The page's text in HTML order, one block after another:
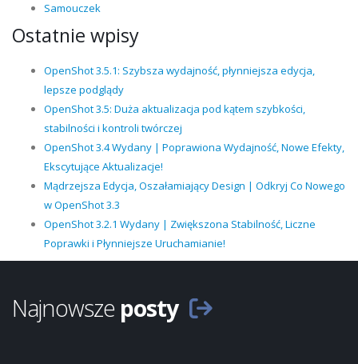
Samouczek
Ostatnie wpisy
OpenShot 3.5.1: Szybsza wydajność, płynniejsza edycja,
lepsze podglądy
OpenShot 3.5: Duża aktualizacja pod kątem szybkości,
stabilności i kontroli twórczej
OpenShot 3.4 Wydany | Poprawiona Wydajność, Nowe Efekty,
Ekscytujące Aktualizacje!
Mądrzejsza Edycja, Oszałamiający Design | Odkryj Co Nowego
w OpenShot 3.3
OpenShot 3.2.1 Wydany | Zwiększona Stabilność, Liczne
Poprawki i Płynniejsze Uruchamianie!
Najnowsze posty